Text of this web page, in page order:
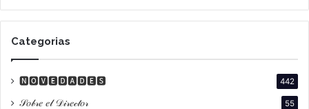
Categorias
🅽🅾🆅🅴🅳🅰🅳🅴🆂 442
𝒮𝑜𝒷𝓇𝑒 𝑒𝓁 𝒟𝒾𝓇𝑒𝒸𝓉𝑜𝓇 55